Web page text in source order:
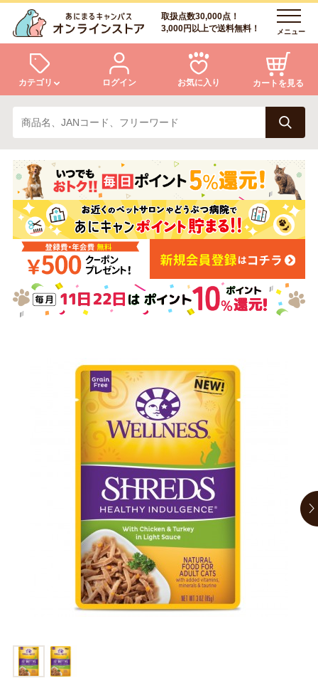
取扱点数30,000点！
3,000円以上で送料無料！
メニュー
カテゴリ
犬 猫
小動物・鳥 アクア・爬虫類・昆虫
ドッグフード キャットフード
美容・ケア用品 服・おさんぽ用品
トリマーグッズ シニアサポート
ログイン お気に入り カートを見る
ログイン
会員登録
あにまるキャンパスについて
アフターサービス
商品リクエスト